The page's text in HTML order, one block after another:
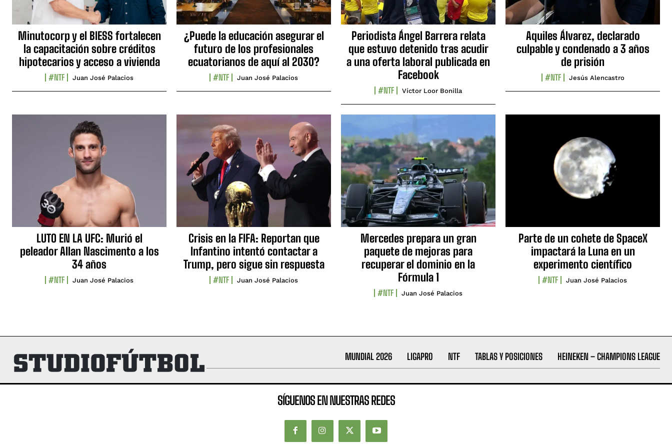
Minutocorp y el BIESS fortalecen
la capacitación sobre créditos
hipotecarios y acceso a vivienda
#NTF Juan José Palacios
¿Puede la educación asegurar el
futuro de los profesionales
ecuatorianos de aquí al 2030?
#NTF Juan José Palacios
Periodista Ángel Barrera relata
que estuvo detenido tras acudir
a una oferta laboral publicada en
Facebook
#NTF Víctor Loor Bonilla
Aquiles Álvarez, declarado
culpable y condenado a 3 años
de prisión
#NTF Jesús Alencastro
LUTO EN LA UFC: Murió el
peleador Allan Nascimento a los
34 años
#NTF Juan José Palacios
Crisis en la FIFA: Reportan que
Infantino intentó contactar a
Trump, pero sigue sin respuesta
#NTF Juan José Palacios
Mercedes prepara un gran
paquete de mejoras para
recuperar el dominio en la
Fórmula 1
#NTF Juan José Palacios
Parte de un cohete de SpaceX
impactará la Luna en un
experimento científico
#NTF Juan José Palacios
MUNDIAL 2026 LIGAPRO NTF TABLAS Y POSICIONES HEINEKEN – CHAMPIONS LEAGUE
SÍGUENOS EN NUESTRAS REDES